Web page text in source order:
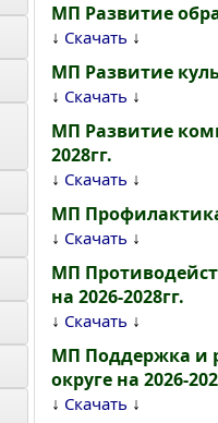
МП Развитие
↓ Скачать ↓
МП Развитие
↓ Скачать ↓
МП Развитие
2028гг.
↓ Скачать ↓
МП
↓ Скачать ↓
МП
на 2026-2028гг.
↓ Скачать ↓
МП Поддержка и
округе на 2026-
↓ Скачать ↓